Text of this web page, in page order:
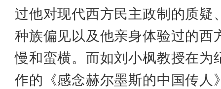
过他对现代西方民主政制的质疑
种族偏见以及他亲身体验过的西
慢和蛮横。而如刘小枫教授在为
作的《感念赫尔墨斯的中国传人